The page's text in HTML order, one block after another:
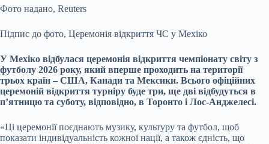
Фото надано, Reuters
Підпис до фото, Церемонія відкриття ЧС у Мехіко
У Мехіко відбулася церемонія відкриття чемпіонату світу з
футболу 2026 року, який вперше проходить на території
трьох країн – США, Канади та Мексики. Всього офіційних
церемоній відкриття турніру буде три, ще дві відбудуться в
п’ятницю та суботу, відповідно, в Торонто і Лос-Анджелесі.
«Ці церемонії поєднають музику, культуру та футбол, щоб
показати індивідуальність кожної нації, а також єдність, що